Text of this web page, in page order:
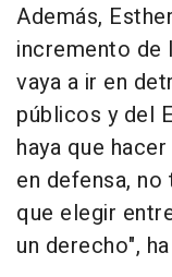
Además,
incremento de
vaya a ir en
públicos y del
haya que
en defensa,
que elegir
un derecho",